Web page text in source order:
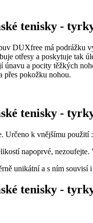
tenisky -
DUXfree má podrážku
otřesy a poskytuje tak
a pocity těžkých
přes pokožku nohou.
tenisky -
Určeno k vnějšímu použití
napoprvé,
unikátní a s ním
tenisky -